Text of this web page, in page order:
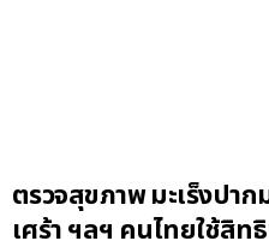
ตรวจสุขภาพ มะเร็งปา
เศร้า ฯลฯ คนไทยใช้สิท